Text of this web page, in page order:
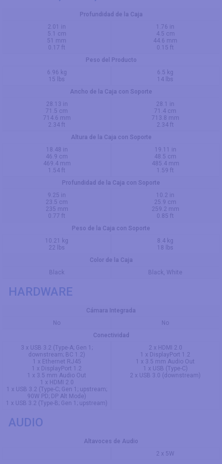
Profundidad de la Caja
2.01 in
5.1 cm
51 mm
0.17 ft
1.76 in
4.5 cm
44.6 mm
0.15 ft
Peso del Producto
6.96 kg
15 lbs
6.5 kg
14 lbs
Ancho de la Caja con Soporte
28.13 in
71.5 cm
714.6 mm
2.34 ft
28.1 in
71.4 cm
713.8 mm
2.34 ft
Altura de la Caja con Soporte
18.48 in
46.9 cm
469.4 mm
1.54 ft
19.11 in
48.5 cm
485.4 mm
1.59 ft
Profundidad de la Caja con Soporte
9.25 in
23.5 cm
235 mm
0.77 ft
10.2 in
25.9 cm
259.2 mm
0.85 ft
Peso de la Caja con Soporte
10.21 kg
22 lbs
8.4 kg
18 lbs
Color de la Caja
Black
Black, White
HARDWARE
Cámara Integrada
No
No
Conectividad
3 x USB 3.2 (Type-A; Gen 1;
downstream; BC 1.2)
1 x Ethernet RJ45
1 x DisplayPort 1.2
1 x 3.5 mm Audio Out
1 x HDMI 2.0
1 x USB 3.2 (Type-C; Gen 1; upstream;
90W PD; DP Alt Mode)
1 x USB 3.2 (Type-B; Gen 1; upstream)
2 x HDMI 2.0
1 x DisplayPort 1.2
1 x 3.5 mm Audio Out
1 x USB (Type-C)
2 x USB 3.0 (downstream)
AUDIO
Altavoces de Audio
2 x 5W